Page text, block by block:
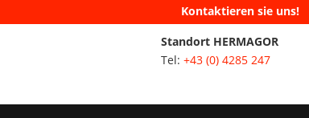
Kontaktieren sie uns!
Standort HERMAGOR
Tel:+43 (0) 4285 247